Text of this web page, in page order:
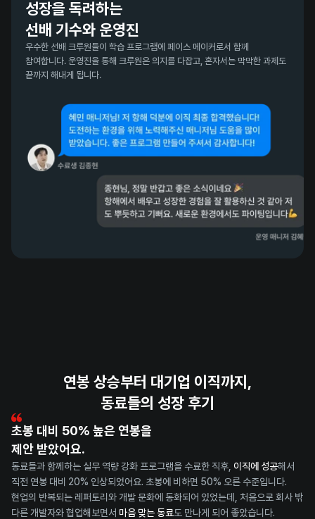
성장을 독려하는
선배 기수와 운영진
우수한 선배 크루원들이 학습 프로그램에 페이스 메이커로서 함께
참여합니다. 운영진을 통해 크루원은 의지를 다잡고, 혼자서는 막막한 과제도
끝까지 해내게 됩니다.
연봉 상승부터 대기업 이직까지,
동료들의 성장 후기
초봉 대비 50% 높은 연봉을
제안 받았어요.
동료들과 함께하는 실무 역량 강화 프로그램을 수료한 직후, 이직에 성공해서
직전 연봉 대비 20% 인상되었어요. 초봉에 비하면 50% 오른 수준입니다.
현업의 반복되는 레퍼토리와 개발 문화에 동화되어 있었는데, 처음으로 회사 밖
다른 개발자와 협업해보면서 마음 맞는 동료도 만나게 되어 좋았습니다.